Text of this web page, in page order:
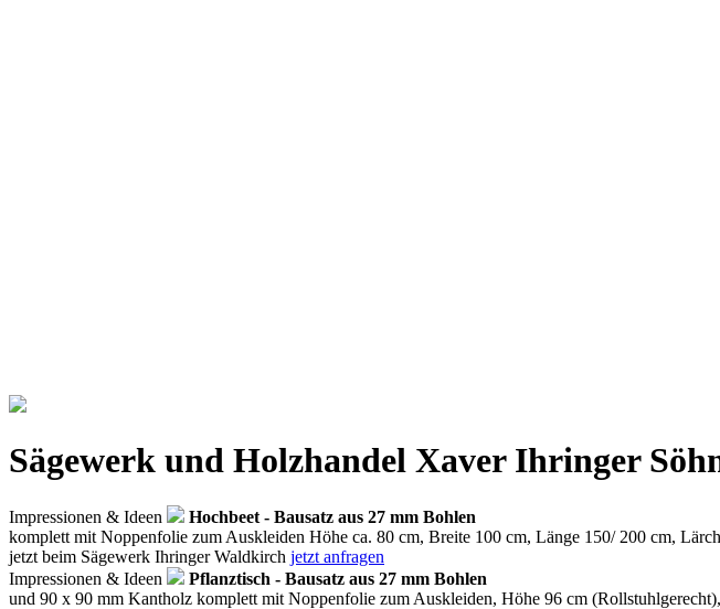
Sägewerk und Holzhandel Xaver Ihringer
Impressionen & Ideen
Hochbeet - Bausatz aus 27 mm Bohlen
komplett mit Noppenfolie zum Auskleiden Höhe ca. 80 cm, Breite 100 cm, Länge 150/ 200 cm,
jetzt beim Sägewerk Ihringer Waldkirch jetzt anfragen
Impressionen & Ideen
Pflanztisch - Bausatz aus 27 mm Bohlen
und 90 x 90 mm Kantholz komplett mit Noppenfolie zum Auskleiden, Höhe 96 cm